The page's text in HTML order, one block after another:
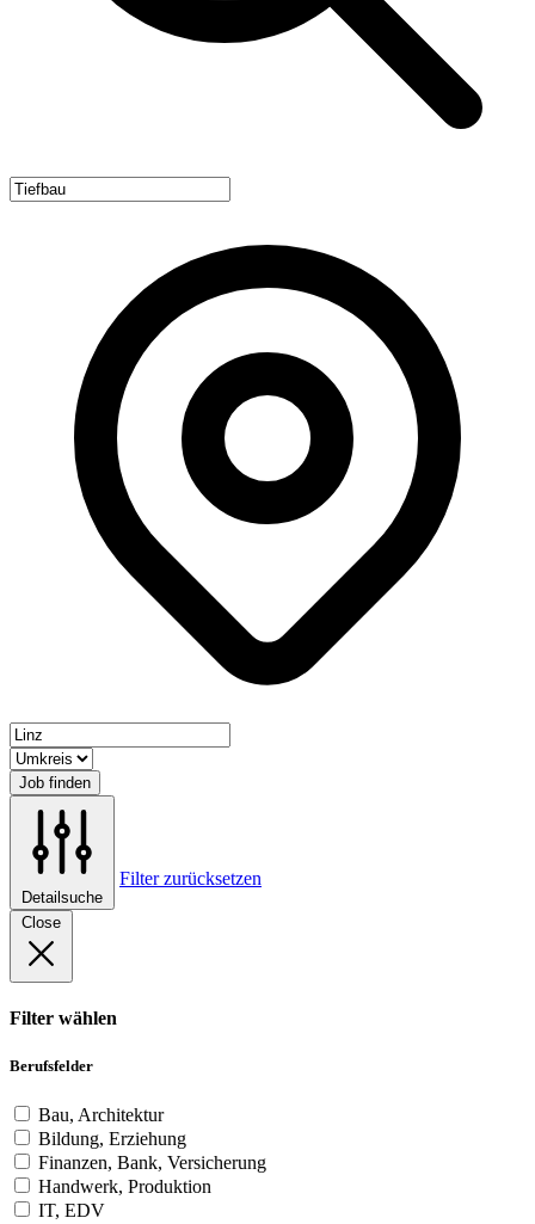
Job finden
Detailsuche
Filter zurücksetzen
Close
Filter wählen
Berufsfelder
Bau, Architektur
Bildung, Erziehung
Finanzen, Bank, Versicherung
Handwerk, Produktion
IT, EDV